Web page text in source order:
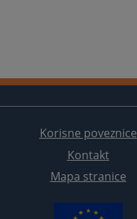
Korisne poveznice
Kontakt
Mapa stranice